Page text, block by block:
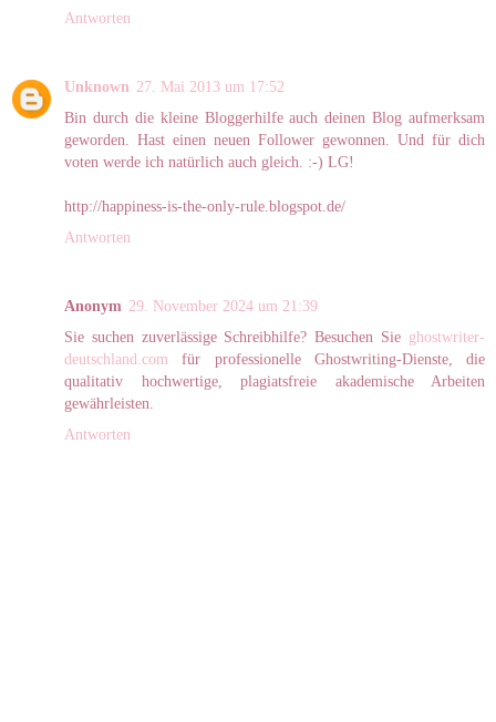
Antworten
Unknown 27. Mai 2013 um 17:52
Bin durch die kleine Bloggerhilfe auch deinen Blog aufmerksam
geworden. Hast einen neuen Follower gewonnen. Und für dich
voten werde ich natürlich auch gleich. :-) LG!
http://happiness-is-the-only-rule.blogspot.de/
Antworten
Anonym 29. November 2024 um 21:39
Sie suchen zuverlässige Schreibhilfe? Besuchen Sie ghostwriter-
deutschland.com für professionelle Ghostwriting-Dienste, die
qualitativ hochwertige, plagiatsfreie akademische Arbeiten
gewährleisten.
Antworten